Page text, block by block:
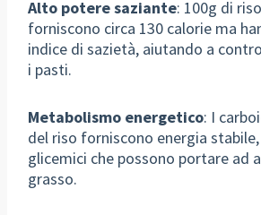
Alto potere saziante: 100g di
forniscono circa 130 calorie ma
indice di sazietà, aiutando a
i pasti.
Metabolismo energetico: I
del riso forniscono energia
glicemici che possono portare ad
grasso.